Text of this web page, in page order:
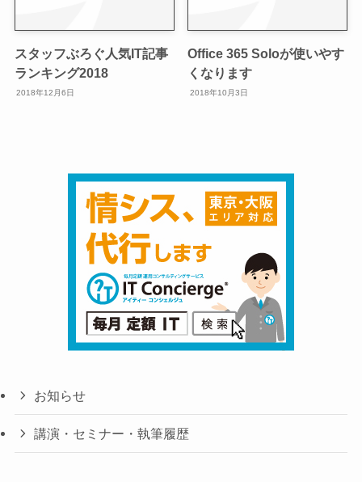
スタッフぶろぐ人気IT記事
ランキング2018
2018年12月6日
Office 365 Soloが使いやす
くなります
2018年10月3日
お知らせ
講演・セミナー・執筆履歴